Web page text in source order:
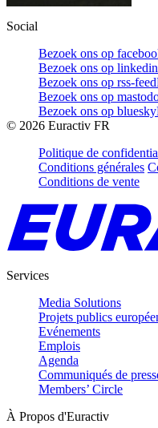
Social
Bezoek ons op
Bezoek ons op linkedin
Bezoek ons op rss-feed
Bezoek ons op
Bezoek ons op bluesky
© 2026 Euractiv FR
Politique de
Conditions générales
Conditions de vente
Services
Media Solutions
Projets publics
Evénements
Emplois
Agenda
Communiqués de
Members’ Circle
À Propos d'Euractiv